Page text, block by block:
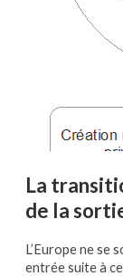
La
de la
L’Europe ne se
entrée suite à